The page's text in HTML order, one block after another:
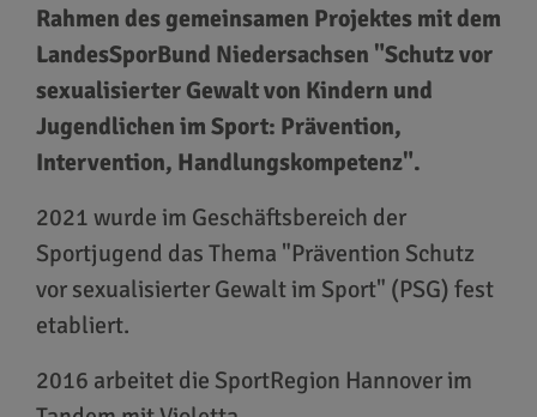
Rahmen des gemeinsamen Projektes mit dem
LandesSporBund Niedersachsen "Schutz vor
sexualisierter Gewalt von Kindern und
Jugendlichen im Sport: Prävention,
Intervention, Handlungskompetenz".
2021 wurde im Geschäftsbereich der
Sportjugend das Thema "Prävention Schutz
vor sexualisierter Gewalt im Sport" (PSG) fest
etabliert.
2016 arbeitet die SportRegion Hannover im